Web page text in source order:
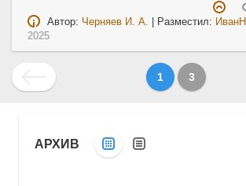
Автор: Черняев И. А. | Разместил: ИванН
2025
1 3
АРХИВ